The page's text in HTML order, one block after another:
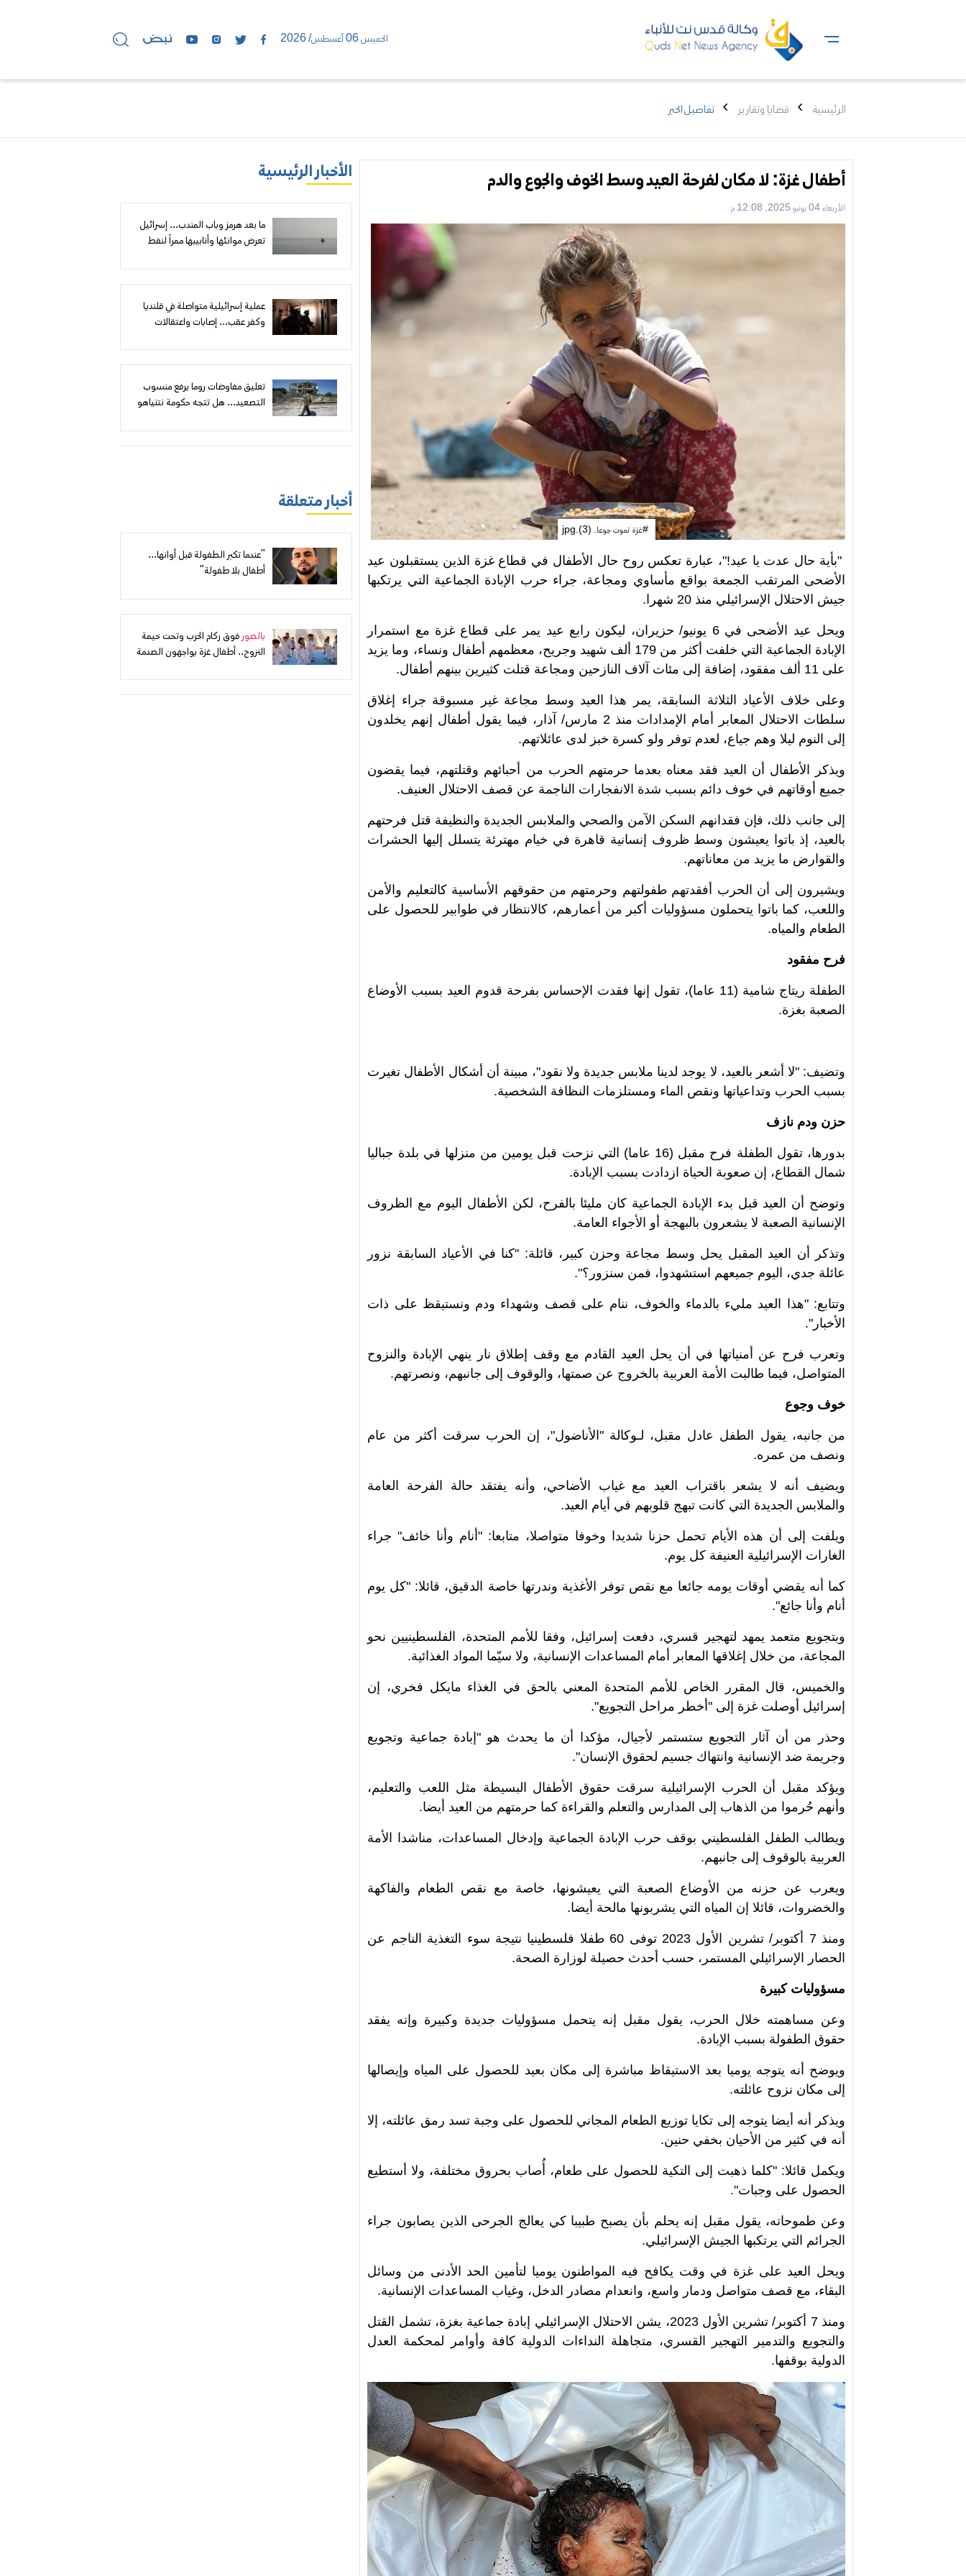
الخميس 06 أغسطس/ 2026
الرئيسية قضايا وتقارير تفاصيل الخبر
أطفال غزة: لا مكان لفرحة العيد وسط الخوف والجوع والدم
الأربعاء 04 يونيو 2025, 12:08 م
#غزة تموت جوعا. (3).jpg
"بأية حال عدت يا عيد!"، عبارة تعكس روح حال الأطفال في قطاع غزة الذين يستقبلون عيد
الأضحى المرتقب الجمعة بواقع مأساوي ومجاعة، جراء حرب الإبادة الجماعية التي يرتكبها
جيش الاحتلال الإسرائيلي منذ 20 شهرا.
ويحل عيد الأضحى في 6 يونيو/ حزيران، ليكون رابع عيد يمر على قطاع غزة مع استمرار
الإبادة الجماعية التي خلفت أكثر من 179 ألف شهيد وجريح، معظمهم أطفال ونساء، وما يزيد
على 11 ألف مفقود، إضافة إلى مئات آلاف النازحين ومجاعة قتلت كثيرين بينهم أطفال.
وعلى خلاف الأعياد الثلاثة السابقة، يمر هذا العيد وسط مجاعة غير مسبوقة جراء إغلاق
سلطات الاحتلال المعابر أمام الإمدادات منذ 2 مارس/ آذار، فيما يقول أطفال إنهم يخلدون
إلى النوم ليلا وهم جياع، لعدم توفر ولو كسرة خبز لدى عائلاتهم.
ويذكر الأطفال أن العيد فقد معناه بعدما حرمتهم الحرب من أحبائهم وقتلتهم، فيما يقضون
جميع أوقاتهم في خوف دائم بسبب شدة الانفجارات الناجمة عن قصف الاحتلال العنيف.
إلى جانب ذلك، فإن فقدانهم السكن الآمن والصحي والملابس الجديدة والنظيفة قتل فرحتهم
بالعيد، إذ باتوا يعيشون وسط ظروف إنسانية قاهرة في خيام مهترئة يتسلل إليها الحشرات
والقوارض ما يزيد من معاناتهم.
ويشيرون إلى أن الحرب أفقدتهم طفولتهم وحرمتهم من حقوقهم الأساسية كالتعليم والأمن
واللعب، كما باتوا يتحملون مسؤوليات أكبر من أعمارهم، كالانتظار في طوابير للحصول على
الطعام والمياه.
فرح مفقود
الطفلة ريتاج شامية (11 عاما)، تقول إنها فقدت الإحساس بفرحة قدوم العيد بسبب الأوضاع
الصعبة بغزة.
وتضيف: "لا أشعر بالعيد، لا يوجد لدينا ملابس جديدة ولا نقود"، مبينة أن أشكال الأطفال تغيرت
بسبب الحرب وتداعياتها ونقص الماء ومستلزمات النظافة الشخصية.
حزن ودم نازف
بدورها، تقول الطفلة فرح مقبل (16 عاما) التي نزحت قبل يومين من منزلها في بلدة جباليا
شمال القطاع، إن صعوبة الحياة ازدادت بسبب الإبادة.
وتوضح أن العيد قبل بدء الإبادة الجماعية كان مليئا بالفرح، لكن الأطفال اليوم مع الظروف
الإنسانية الصعبة لا يشعرون بالبهجة أو الأجواء العامة.
وتذكر أن العيد المقبل يحل وسط مجاعة وحزن كبير، قائلة: "كنا في الأعياد السابقة نزور
عائلة جدي، اليوم جميعهم استشهدوا، فمن سنزور؟".
وتتابع: "هذا العيد مليء بالدماء والخوف، ننام على قصف وشهداء ودم ونستيقظ على ذات
الأخبار".
وتعرب فرح عن أمنياتها في أن يحل العيد القادم مع وقف إطلاق نار ينهي الإبادة والنزوح
المتواصل، فيما طالبت الأمة العربية بالخروج عن صمتها، والوقوف إلى جانبهم، ونصرتهم.
خوف وجوع
من جانبه، يقول الطفل عادل مقبل، لـوكالة "الأناضول"، إن الحرب سرقت أكثر من عام
ونصف من عمره.
ويضيف أنه لا يشعر باقتراب العيد مع غياب الأضاحي، وأنه يفتقد حالة الفرحة العامة
والملابس الجديدة التي كانت تبهج قلوبهم في أيام العيد.
ويلفت إلى أن هذه الأيام تحمل حزنا شديدا وخوفا متواصلا، متابعا: "أنام وأنا خائف" جراء
الغارات الإسرائيلية العنيفة كل يوم.
كما أنه يقضي أوقات يومه جائعا مع نقص توفر الأغذية وندرتها خاصة الدقيق، قائلا: "كل يوم
أنام وأنا جائع".
وبتجويع متعمد يمهد لتهجير قسري، دفعت إسرائيل، وفقا للأمم المتحدة، الفلسطينيين نحو
المجاعة، من خلال إغلاقها المعابر أمام المساعدات الإنسانية، ولا سيّما المواد الغذائية.
والخميس، قال المقرر الخاص للأمم المتحدة المعني بالحق في الغذاء مايكل فخري، إن
إسرائيل أوصلت غزة إلى "أخطر مراحل التجويع".
وحذر من أن آثار التجويع ستستمر لأجيال، مؤكدا أن ما يحدث هو "إبادة جماعية وتجويع
وجريمة ضد الإنسانية وانتهاك جسيم لحقوق الإنسان".
ويؤكد مقبل أن الحرب الإسرائيلية سرقت حقوق الأطفال البسيطة مثل اللعب والتعليم،
وأنهم حُرموا من الذهاب إلى المدارس والتعلم والقراءة كما حرمتهم من العيد أيضا.
ويطالب الطفل الفلسطيني بوقف حرب الإبادة الجماعية وإدخال المساعدات، مناشدا الأمة
العربية بالوقوف إلى جانبهم.
ويعرب عن حزنه من الأوضاع الصعبة التي يعيشونها، خاصة مع نقص الطعام والفاكهة
والخضروات، قائلا إن المياه التي يشربونها مالحة أيضا.
ومنذ 7 أكتوبر/ تشرين الأول 2023 توفى 60 طفلا فلسطينيا نتيجة سوء التغذية الناجم عن
الحصار الإسرائيلي المستمر، حسب أحدث حصيلة لوزارة الصحة.
مسؤوليات كبيرة
وعن مساهمته خلال الحرب، يقول مقبل إنه يتحمل مسؤوليات جديدة وكبيرة وإنه يفقد
حقوق الطفولة بسبب الإبادة.
ويوضح أنه يتوجه يوميا بعد الاستيقاظ مباشرة إلى مكان بعيد للحصول على المياه وإيصالها
إلى مكان نزوح عائلته.
ويذكر أنه أيضا يتوجه إلى تكايا توزيع الطعام المجاني للحصول على وجبة تسد رمق عائلته، إلا
أنه في كثير من الأحيان بخفي حنين.
ويكمل قائلا: "كلما ذهبت إلى التكية للحصول على طعام، أُصاب بحروق مختلفة، ولا أستطيع
الحصول على وجبات".
وعن طموحاته، يقول مقبل إنه يحلم بأن يصبح طبيبا كي يعالج الجرحى الذين يصابون جراء
الجرائم التي يرتكبها الجيش الإسرائيلي.
ويحل العيد على غزة في وقت يكافح فيه المواطنون يوميا لتأمين الحد الأدنى من وسائل
البقاء، مع قصف متواصل ودمار واسع، وانعدام مصادر الدخل، وغياب المساعدات الإنسانية.
ومنذ 7 أكتوبر/ تشرين الأول 2023، يشن الاحتلال الإسرائيلي إبادة جماعية بغزة، تشمل القتل
والتجويع والتدمير التهجير القسري، متجاهلة النداءات الدولية كافة وأوامر لمحكمة العدل
الدولية بوقفها.
الأخبار الرئيسية
ما بعد هرمز وباب المندب... إسرائيل
تعرض موانئها وأنابيبها ممراً لنفط
عملية إسرائيلية متواصلة في قلنديا
وكفر عقب... إصابات واعتقالات
تعليق مفاوضات روما يرفع منسوب
التصعيد... هل تتجه حكومة نتنياهو
أخبار متعلقة
"عندما تكبر الطفولة قبل أوانها...
أطفال بلا طفولة"
بالصور فوق ركام الحرب وتحت خيمة
النزوح.. أطفال غزة يواجهون الصدمة